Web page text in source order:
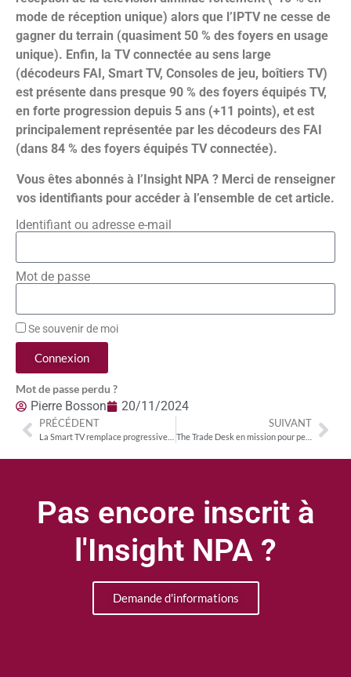
mode de réception unique) alors que l’IPTV ne cesse de
gagner du terrain (quasiment 50 % des foyers en usage
unique). Enfin, la TV connectée au sens large
(décodeurs FAI, Smart TV, Consoles de jeu, boîtiers TV)
est présente dans presque 90 % des foyers équipés TV,
en forte progression depuis 5 ans (+11 points), et est
principalement représentée par les décodeurs des FAI
(dans 84 % des foyers équipés TV connectée).
Vous êtes abonnés à l’Insight NPA ? Merci de renseigner
vos identifiants pour accéder à l’ensemble de cet article.
Identifiant ou adresse e-mail
Mot de passe
Se souvenir de moi
Connexion
Mot de passe perdu ?
Pierre Bosson 20/11/2024
PRÉCÉDENT SUIVANT
The Trade Desk en mission pour perturber le marché des systèmes d’exploitation CTV
Pas encore inscrit à
l'Insight NPA ?
Demande d'informations